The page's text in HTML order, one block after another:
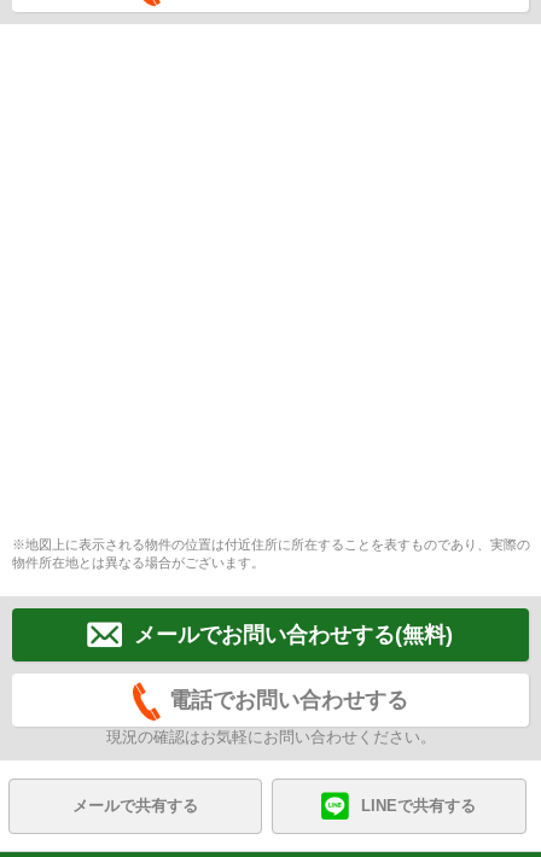
※地図上に表示される物件の位置は付近住所に所在することを表すものであり、実際の
物件所在地とは異なる場合がございます。
メールでお問い合わせする(無料)
電話でお問い合わせする
現況の確認はお気軽にお問い合わせください。
メールで共有する LINEで共有する